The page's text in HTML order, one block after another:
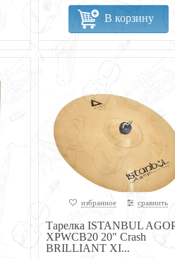
В корзину
избранное сравнить
Тарелка ISTANBUL
XPWCB20 20" Crash
BRILLIANT XI...